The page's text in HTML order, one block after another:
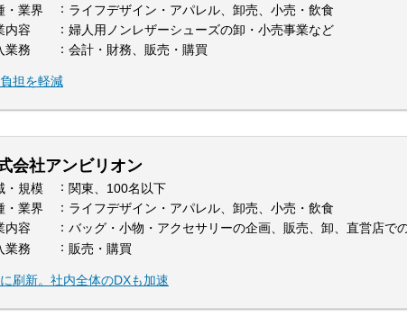
・業界
ライフデザイン・アパレル、卸売、小売・飲食
内容
婦人用ノンレザーシューズの卸・小売事業など
業務
会計・財務、販売・購買
担を軽減
会社アンビリオン
・規模
関東、100名以下
・業界
ライフデザイン・アパレル、卸売、小売・飲食
内容
バッグ・小物・アクセサリーの企画、販売、卸、直営店で
業務
販売・購買
刷新。社内全体のDXも加速